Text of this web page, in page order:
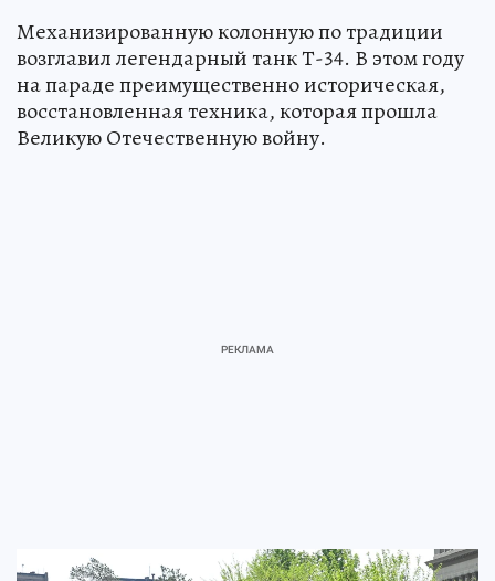
Механизированную колонную по традиции
возглавил легендарный танк Т-34. В этом году
на параде преимущественно историческая,
восстановленная техника, которая прошла
Великую Отечественную войну.